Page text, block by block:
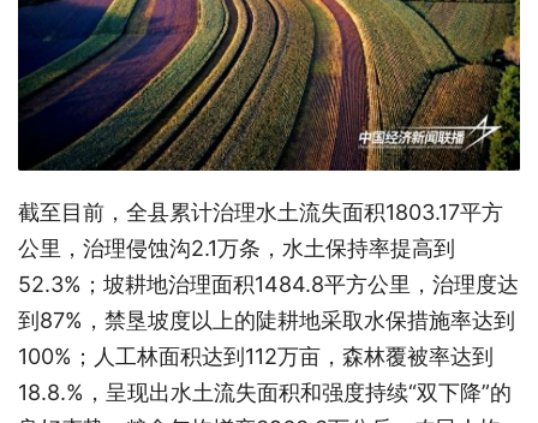
截至目前，全县累计治理水土流失面积1803.17平方
公里，治理侵蚀沟2.1万条，水土保持率提高到
52.3%；坡耕地治理面积1484.8平方公里，治理度达
到87%，禁垦坡度以上的陡耕地采取水保措施率达到
100%；人工林面积达到112万亩，森林覆被率达到
18.8.%，呈现出水土流失面积和强度持续“双下降”的